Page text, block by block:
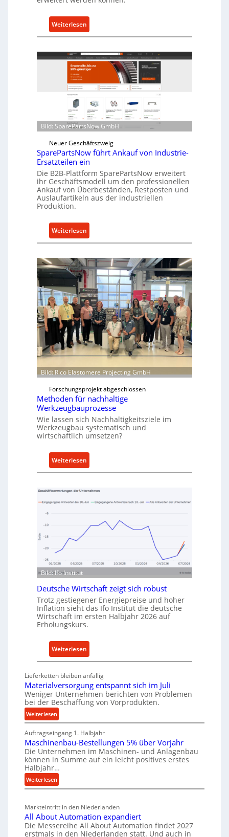
u
t
z
f
ü
r
i
n
d
i
r
k
t
A
n
t
i
b
Weiterlesen
C
l
l
n
t
w
i
c
k
e
l
t
-
l
a
t
f
o
m
w
e
i
t
e
r
Bild: SparePartsNow GmbH
Neuer Geschäftszweig
SparePartsNow führt Ankauf von Industrie-
Ersatzteilen ein
Die B2B-Plattform SparePartsNow erweitert
ihr Geschäftsmodell um den professionellen
Ankauf von Überbeständen, Restposten und
Auslaufartikeln aus der industriellen
Produktion.
Weiterlesen
S
a
r
P
a
r
s
N
o
w
f
ü
h
r
t
A
k
a
f
I
i
e
-
s
z
t
i
l
e
n
n
Bild: Rico Elastomere Projecting GmbH
Forschungsprojekt abgeschlossen
Methoden für nachhaltige
Werkzeugbauprozesse
Wie lassen sich Nachhaltigkeitsziele im
Werkzeugbau systematisch und
wirtschaftlich umsetzen?
Weiterlesen
M
t
h
d
ü
r
n
a
c
h
a
t
i
g
e
W
z
e
u
p
Bild: Ifo Institut
Deutsche Wirtschaft zeigt sich robust
Trotz gestiegener Energiepreise und hoher
Inflation sieht das Ifo Institut die deutsche
Wirtschaft im ersten Halbjahr 2026 auf
Erholungskurs.
Weiterlesen
D
u
t
s
h
e
W
s
h
a
f
Lieferketten bleiben anfällig
Materialversorgung entspannt sich im Juli
Weniger Unternehmen berichten von Problemen
bei der Beschaffung von Vorprodukten.
Weiterlesen:
M
a
t
e
r
i
a
l
e
r
s
Auftragseingang 1. Halbjahr
Maschinenbau-Bestellungen 5% über Vorjahr
Die Unternehmen im Maschinen- und Anlagenbau
können in Summe auf ein leicht positives erstes
Halbjahr…
Weiterlesen:
M
s
c
h
Markteintritt in den Niederlanden
All About Automation expandiert
Die Messereihe All About Automation findet 2027
erstmals in den Niederlanden statt. Und auch in